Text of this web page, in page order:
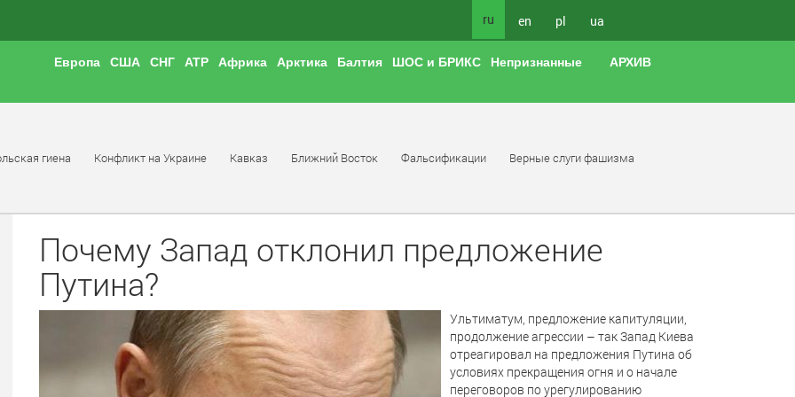
ru en pl ua
Европа США СНГ АТР Африка Арктика Балтия ШОС и БРИКС Непризнанные АРХИВ
гиена Конфликт на Украине Кавказ Ближний Восток Фальсификации Верные слуги фашизма
Почему Запад отклонил предложение
Путина?
Ультиматум, предложение капитуляции,
продолжение агрессии – так Запад Киева
отреагировал на предложения Путина об
условиях прекращения огня и о начале
переговоров по урегулированию